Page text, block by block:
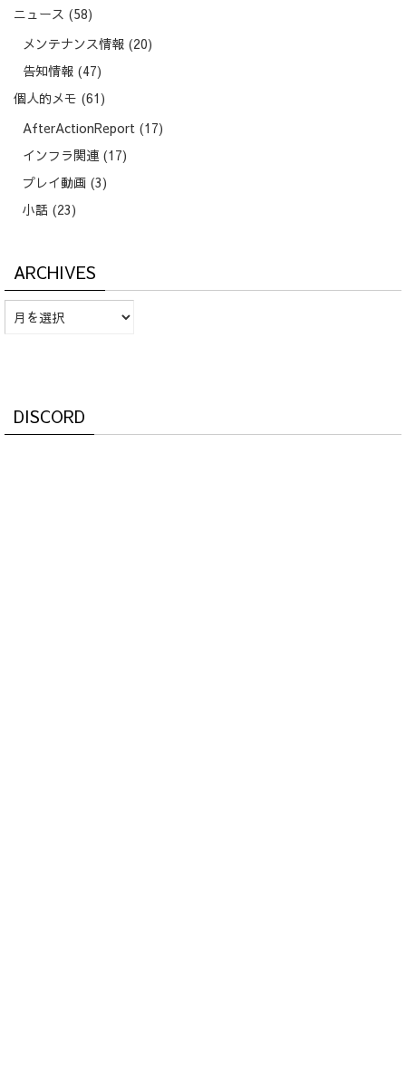
ニュース (58)
メンテナンス情報 (20)
告知情報 (47)
個人的メモ (61)
AfterActionReport (17)
インフラ関連 (17)
プレイ動画 (3)
小話 (23)
ARCHIVES
Archives
DISCORD